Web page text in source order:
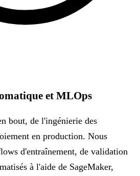
et MLOps
bout, de l'ingénierie des
en production. Nous
d'entraînement, de validation
à l'aide de SageMaker,